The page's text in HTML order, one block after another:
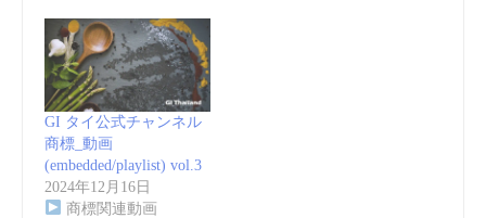
GI タイ公式チャンネル
商標_動画
(embedded/playlist) vol.3
2024年12月16日
商標関連動画